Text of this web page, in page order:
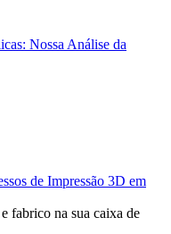
Nossa Análise da
de Impressão 3D em
fabrico na sua caixa de